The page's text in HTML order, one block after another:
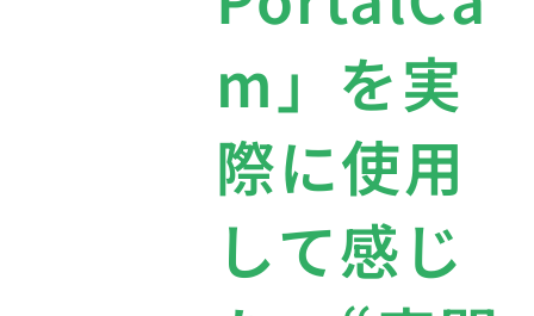
m」を実
際に使用
して感じ